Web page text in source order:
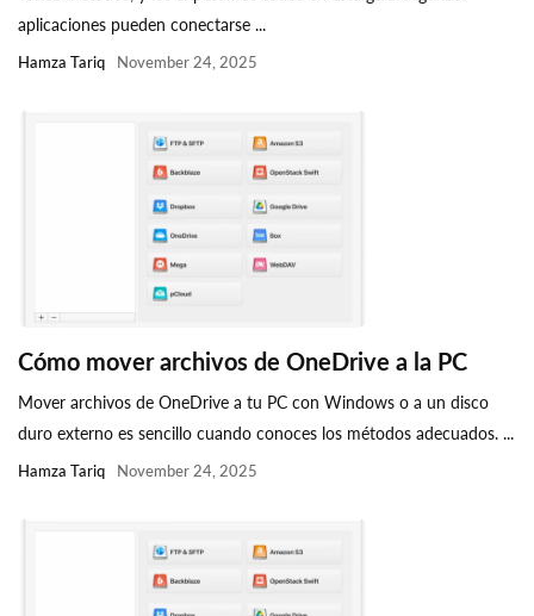
aplicaciones pueden conectarse ...
Hamza Tariq November 24, 2025
Cómo mover archivos de OneDrive a la PC
Mover archivos de OneDrive a tu PC con Windows o a un disco
duro externo es sencillo cuando conoces los métodos adecuados. ...
Hamza Tariq November 24, 2025